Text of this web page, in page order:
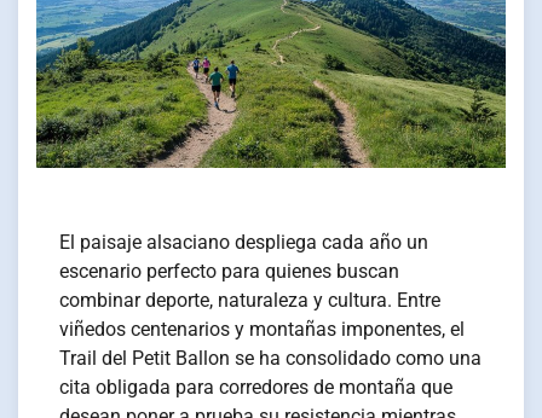
El paisaje alsaciano despliega cada año un
escenario perfecto para quienes buscan
combinar deporte, naturaleza y cultura. Entre
viñedos centenarios y montañas imponentes, el
Trail del Petit Ballon se ha consolidado como una
cita obligada para corredores de montaña que